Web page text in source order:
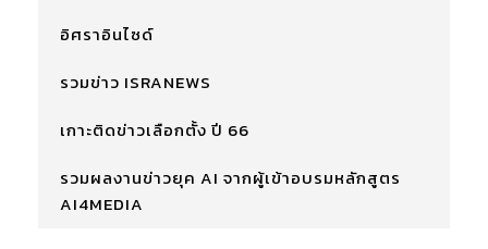
อิศราอินไซด์
รวมข่าว ISRANEWS
เกาะติดข่าวเลือกตั้ง ปี 66
รวมผลงานข่าวยุค AI จากผู้เข้าอบรมหลักสูตร
AI4MEDIA